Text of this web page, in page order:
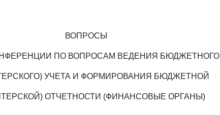
ВОПРОСЫ
ПО ВОПРОСАМ ВЕДЕНИЯ БЮДЖЕТНОГО
УЧЕТА И ФОРМИРОВАНИЯ БЮДЖЕТНОЙ
ОТЧЕТНОСТИ (ФИНАНСОВЫЕ ОРГАНЫ)